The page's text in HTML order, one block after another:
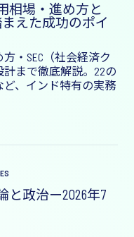
相場・進め方と
えた成功のポイ
・SEC（社会経済ク
まで徹底解説。22の
、インド特有の実務
と政治ー2026年7